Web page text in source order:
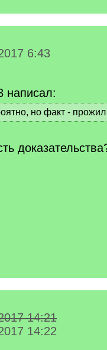
6:43
написал:
но факт - прожил
14:21
14:22